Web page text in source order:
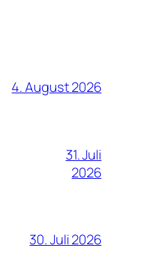
4. August 2026
31. Juli
2026
30. Juli 2026